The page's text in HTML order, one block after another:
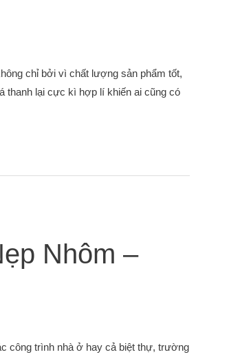
chỉ bởi vì chất lượng sản phẩm tốt,
thanh lại cực kì hợp lí khiến ai cũng có
Nhôm –
công trình nhà ở hay cả biệt thự, trường